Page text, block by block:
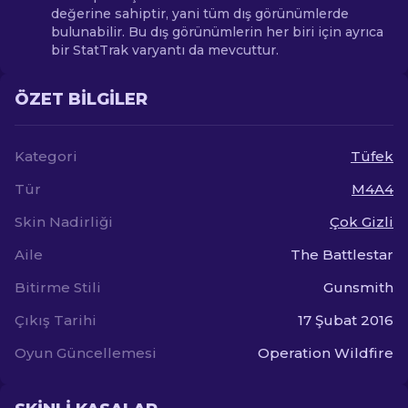
değerine sahiptir, yani tüm dış görünümlerde
bulunabilir. Bu dış görünümlerin her biri için ayrıca
bir StatTrak varyantı da mevcuttur.
ÖZET BILGILER
Kategori
Tüfek
Tür
M4A4
Skin Nadirliği
Çok Gizli
Aile
The Battlestar
Bitirme Stili
Gunsmith
Çıkış Tarihi
17 Şubat 2016
Oyun Güncellemesi
Operation Wildfire